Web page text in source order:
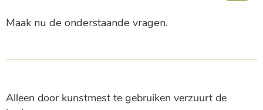
Maak nu de onderstaande vragen.